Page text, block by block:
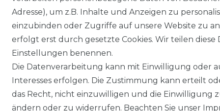
Adresse), um z.B. Inhalte und Anzeigen zu
einzubinden oder Zugriffe auf unsere Website zu
erfolgt erst durch gesetzte Cookies. Wir teilen
Einstellungen benennen.
Die Datenverarbeitung kann mit Einwilligung oder
Interesses erfolgen. Die Zustimmung kann erteilt
das Recht, nicht einzuwilligen und die Einwilligung
ändern oder zu widerrufen. Beachten Sie unser